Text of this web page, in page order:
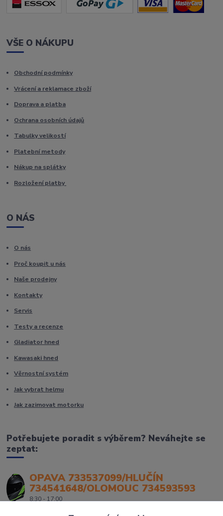
VŠE O NÁKUPU
Obchodní podmínky
Vrácení a reklamace zboží
Doprava a platba
Ochrana osobních údajů
Tabulky velikostí
Platební metody
Nákup na splátky
Rozložení platby
O NÁS
O nás
Proč koupit u nás
Naše prodejny
Kontakty
Servis
Testy a recenze
Gladiator hned
Kawasaki hned
Věrnostní systém
Jak vybrat helmu
Jak zazimovat motorku
Potřebujete poradit s výběrem? Neváhejte se
zeptat:
OPAVA 733537099/HLUČÍN
734541648/OLOMOUC 734593593
8:30 - 17:00